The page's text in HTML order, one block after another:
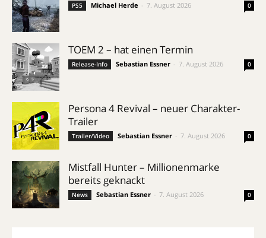
PS5 Michael Herde 7. August 2026 0
TOEM 2 – hat einen Termin
Release-Info Sebastian Essner 7. August 2026 0
Persona 4 Revival – neuer Charakter-
Trailer
Trailer/Video Sebastian Essner 7. August 2026 0
Mistfall Hunter – Millionenmarke
bereits geknackt
News Sebastian Essner 7. August 2026 0